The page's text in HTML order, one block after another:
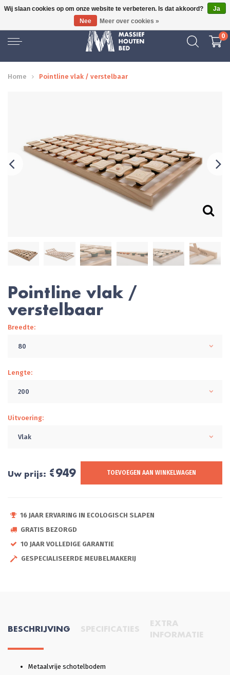
GRATIS BEZORGD
0
Home Pointline vlak / verstelbaar
Pointline vlak /
verstelbaar
Breedte:
80
Lengte:
200
Uitvoering:
Vlak
Uw prijs: €949 TOEVOEGEN AAN WINKELWAGEN
16 JAAR ERVARING IN ECOLOGISCH SLAPEN
GRATIS BEZORGD
10 JAAR VOLLEDIGE GARANTIE
GESPECIALISEERDE MEUBELMAKERIJ
BESCHRIJVING SPECIFICATIES
EXTRA
INFORMATIE
Metaalvrije schotelbodem
Wij slaan cookies op om onze website te verbeteren. Is dat akkoord?
Ja
Nee
Meer over cookies »